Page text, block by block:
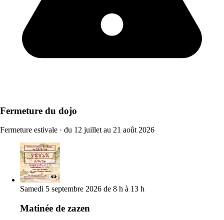
Fermeture du dojo
Fermeture estivale · du 12 juillet au 21 août 2026
Samedi 5 septembre 2026 de 8 h à 13 h
Matinée de zazen